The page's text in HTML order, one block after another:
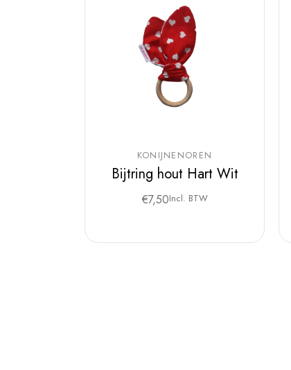
KONIJNENOREN
Bijtring hout Hart Wit
€7,50Incl. BTW